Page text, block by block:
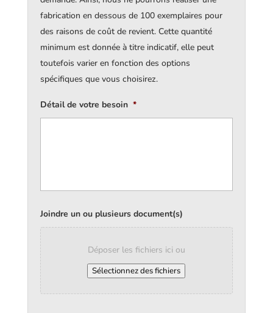
fabrication en dessous de 100 exemplaires pour
des raisons de coût de revient. Cette quantité
minimum est donnée à titre indicatif, elle peut
toutefois varier en fonction des options
spécifiques que vous choisirez.
Détail de votre besoin *
Joindre un ou plusieurs document(s)
Déposer les fichiers ici ou
Sélectionnez des fichiers